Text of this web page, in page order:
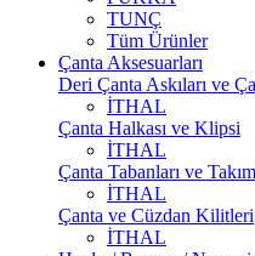
TUNÇ
Tüm Ürünler
Çanta Aksesuarları
Deri Çanta Askıları ve
İTHAL
Çanta Halkası ve Klipsi
İTHAL
Çanta Tabanları ve
İTHAL
Çanta ve Cüzdan Kilitleri
İTHAL